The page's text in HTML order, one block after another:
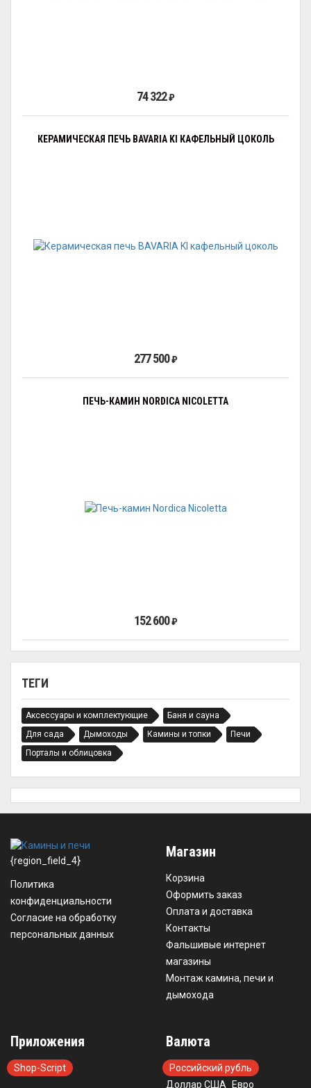
ТЕГИ
Аксессуары и комплектующие
Баня и сауна
Для сада
Дымоходы Камины и топки
Печи
Порталы и облицовка
74 322₽
КЕРАМИЧЕСКАЯ ПЕЧЬ BAVARIA KI КАФЕЛЬНЫЙ ЦОКОЛЬ
277 500₽
ПЕЧЬ-КАМИН NORDICA NICOLETTA
152 600₽
{region_field_4}
Политика
конфиденциальности
Согласие на обработку
персональных данных
Магазин
Корзина
Оформить заказ
Оплата и доставка
Контакты
Фальшивые интернет
магазины
Монтаж камина, печи и
дымохода
Приложения
Shop-Script
Валюта
Российский рубль
Доллар США
Евро